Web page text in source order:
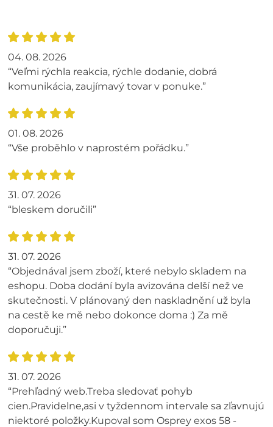
04. 08. 2026
“Veľmi rýchla reakcia, rýchle dodanie, dobrá
komunikácia, zaujímavý tovar v ponuke.”
01. 08. 2026
“Vše proběhlo v naprostém pořádku.”
31. 07. 2026
“bleskem doručili”
31. 07. 2026
“Objednával jsem zboží, které nebylo skladem na
eshopu. Doba dodání byla avizována delší než ve
skutečnosti. V plánovaný den naskladnění už byla
na cestě ke mě nebo dokonce doma :) Za mě
doporučuji.”
31. 07. 2026
“Prehľadný web.Treba sledovať pohyb
cien.Pravidelne,asi v tyždennom intervale sa zľavnujú
niektoré položky.Kupoval som Osprey exos 58 -